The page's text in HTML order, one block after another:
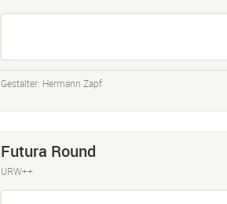
Gestalter: Hermann Zapf
Futura Round
URW++